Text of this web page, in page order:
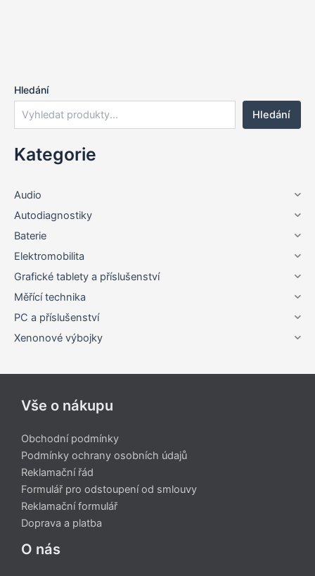
Hledání
Hledání
Kategorie
Audio
Autodiagnostiky
Baterie
Elektromobilita
Grafické tablety a příslušenství
Měřící technika
PC a příslušenství
Xenonové výbojky
Vše o nákupu
Obchodní podmínky
Podmínky ochrany osobních údajů
Reklamační řád
Formulář pro odstoupení od smlouvy
Reklamační formulář
Doprava a platba
O nás